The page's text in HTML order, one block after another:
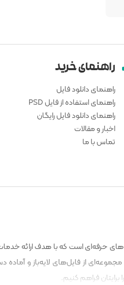
راهنمای خرید
راهنمای دانلود فایل
راهنمای استفاده از فایل PSD
راهنمای دانلود فایل رایگان
اخبار و مقالات
تماس با ما
حرفه‌ای است که با هدف ارائه
از فایل‌های لایه‌باز و آماده
فراهم کنیم.